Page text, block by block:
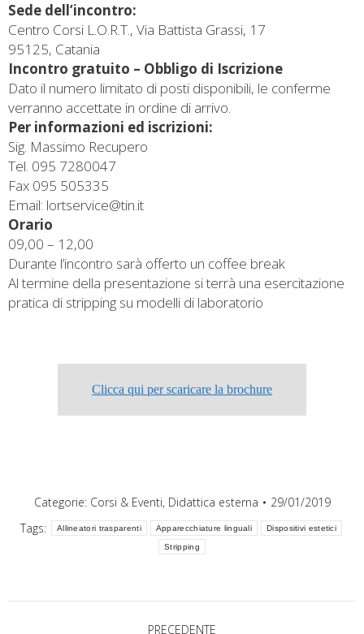
Sede dell’incontro:
Centro Corsi L.O.R.T., Via Battista Grassi, 17
95125, Catania
Incontro gratuito – Obbligo di Iscrizione
Dato il numero limitato di posti disponibili, le conferme
verranno accettate in ordine di arrivo.
Per informazioni ed iscrizioni:
Sig. Massimo Recupero
Tel. 095 7280047
Fax 095 505335
Email: lortservice@tin.it
Orario
09,00 – 12,00
Durante l’incontro sarà offerto un coffee break
Al termine della presentazione si terrà una esercitazione
pratica di stripping su modelli di laboratorio
Clicca qui per scaricare la brochure
Categorie: Corsi & Eventi, Didattica esterna
29/01/2019
Tags:
Allineatori trasparenti Apparecchiature linguali Dispositivi estetici
Stripping
PRECEDENTE